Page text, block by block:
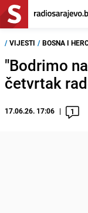
/ VIJESTI / BOSNA I
"Bodrimo
četvrtak
17.06.26. 17:06 1